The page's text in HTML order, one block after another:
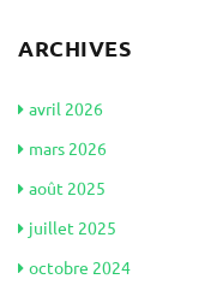
ARCHIVES
avril 2026
mars 2026
août 2025
juillet 2025
octobre 2024